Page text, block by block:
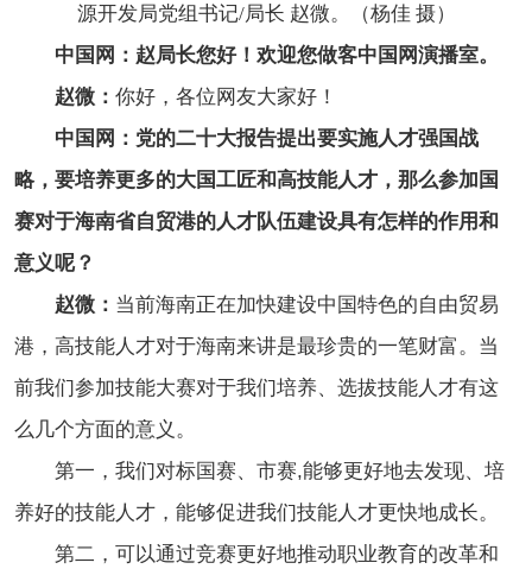
源开发局党组书记/局长 赵微。（杨佳 摄）
中国网：赵局长您好！欢迎您做客中国网演播室。
赵微： 你好，各位网友大家好！
中国网：党的二十大报告提出要实施人才强国战
略，要培养更多的大国工匠和高技能人才，那么参加国
赛对于海南省自贸港的人才队伍建设具有怎样的作用和
意义呢？
赵微： 当前海南正在加快建设中国特色的自由贸易
港，高技能人才对于海南来讲是最珍贵的一笔财富。当
前我们参加技能大赛对于我们培养、选拔技能人才有这
么几个方面的意义。
第一，我们对标国赛、市赛,能够更好地去发现、培
养好的技能人才，能够促进我们技能人才更快地成长。
第二，可以通过竞赛更好地推动职业教育的改革和